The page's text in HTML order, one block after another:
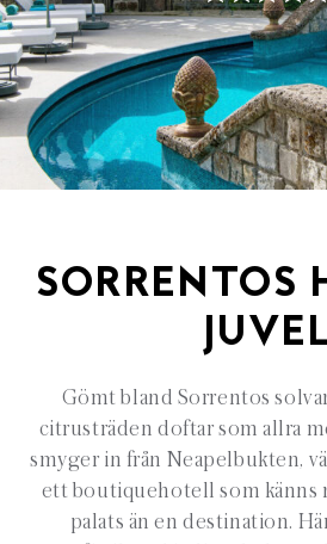
SORRENTOS
Gömt bland Sorrentos
citrusträden doftar som allra
smyger in från Neapelbukten,
ett boutiquehotell som känns
palats än en destination.